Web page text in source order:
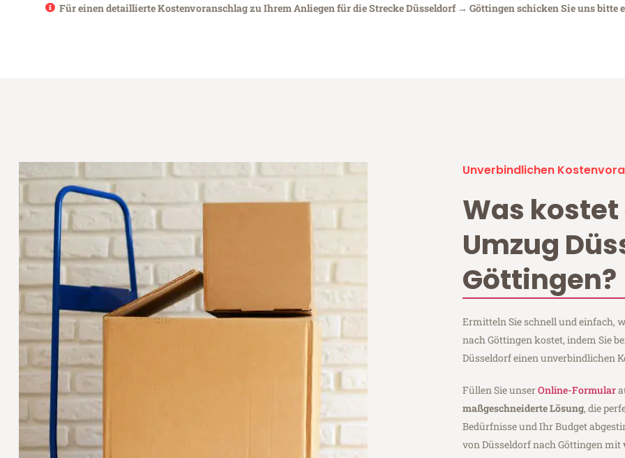
Für einen detaillierte Kostenvoranschlag zu Ihrem Anliegen für die Strecke Düsseldorf → Göttingen schicken Sie uns bitte
Unverbindlichen
Was kostet
Umzug
Göttingen?
Ermitteln Sie schnell und einfach,
nach Göttingen kostet, indem Sie
Düsseldorf einen unverbindlichen
Füllen Sie unserOnline-Formular
maßgeschneiderte Lösung, die
Bedürfnisse und Ihr Budget
von Düsseldorf nach Göttingen mit